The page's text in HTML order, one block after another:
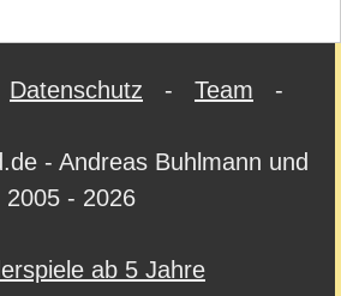
Datenschutz - Team -
- Andreas Buhlmann und
2005 - 2026
ab 5 Jahre